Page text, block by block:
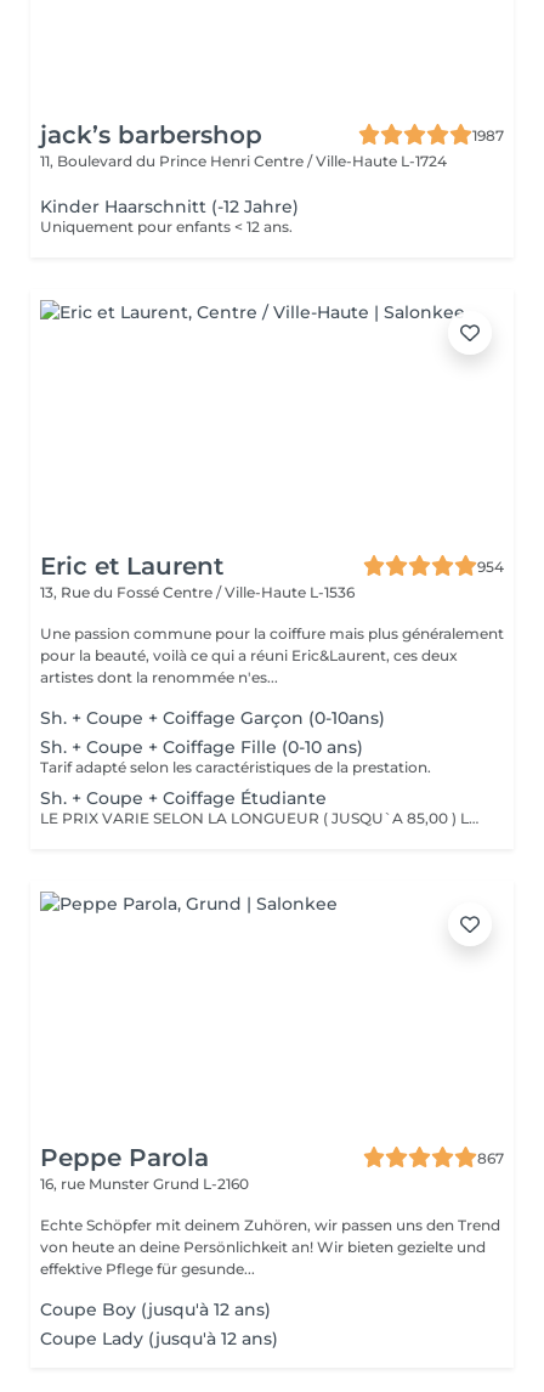
jack’s barbershop
1987
11, Boulevard du Prince Henri Centre / Ville-Haute L-1724
Kinder Haarschnitt (-12 Jahre)
Uniquement pour enfants < 12 ans.
Eric et Laurent
954
13, Rue du Fossé Centre / Ville-Haute L-1536
Une passion commune pour la coiffure mais plus généralement
pour la beauté, voilà ce qui a réuni Eric&Laurent, ces deux
artistes dont la renommée n'es...
Sh. + Coupe + Coiffage Garçon (0-10ans)
Sh. + Coupe + Coiffage Fille (0-10 ans)
Tarif adapté selon les caractéristiques de la prestation.
Sh. + Coupe + Coiffage Étudiante
LE PRIX VARIE SELON LA LONGUEUR ( JUSQU`A 85,00 ) Les remises sont valables uniquement mardi-mercredi-jeudi sur les prestations couleur, toner et balayage (-10%)
Peppe Parola
867
16, rue Munster Grund L-2160
Echte Schöpfer mit deinem Zuhören, wir passen uns den Trend
von heute an deine Persönlichkeit an! Wir bieten gezielte und
effektive Pflege für gesunde...
Coupe Boy (jusqu'à 12 ans)
Coupe Lady (jusqu'à 12 ans)